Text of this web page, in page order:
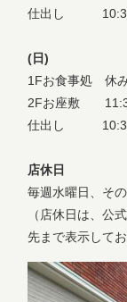
仕出し 10:30
(日)
1Fお食事処 休
2Fお座敷
仕出し 10:30
店休日
毎週水曜日、そ
（店休日は、公
先まで表示してお